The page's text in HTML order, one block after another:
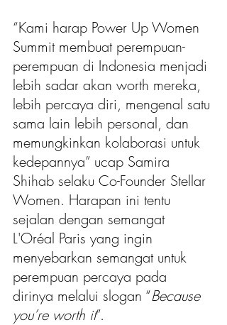
“Kami harap Power Up Women
Summit membuat perempuan-
perempuan di Indonesia menjadi
lebih sadar akan worth mereka,
lebih percaya diri, mengenal satu
sama lain lebih personal, dan
memungkinkan kolaborasi untuk
kedepannya” ucap Samira
Shihab selaku Co-Founder Stellar
Women. Harapan ini tentu
sejalan dengan semangat
L'Oréal Paris yang ingin
menyebarkan semangat untuk
perempuan percaya pada
dirinya melalui slogan “Because
you’re worth it”.